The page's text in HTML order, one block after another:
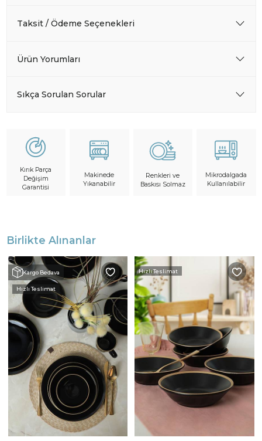
Taksit / Ödeme Seçenekleri
Ürün Yorumları
Sıkça Sorulan Sorular
Kırık Parça
Değişim
Garantisi
Makinede
Yıkanabilir
Renkleri ve
Baskısı Solmaz
Mikrodalgada
Kullanılabilir
Birlikte Alınanlar
Kargo Bedava
Hızlı Teslimat
Hızlı Teslimat